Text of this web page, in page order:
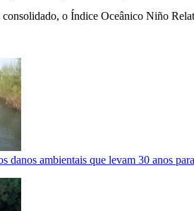
o Índice Oceânico Niño
danos ambientais que levam 30 anos